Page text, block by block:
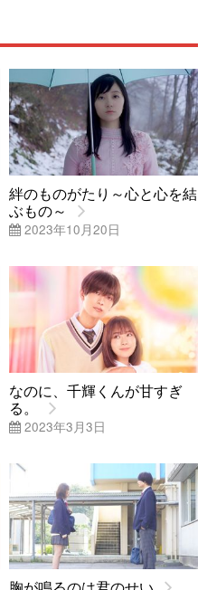
絆のものがたり～心と心を結
ぶもの～
2023年10月20日
なのに、千輝くんが甘すぎ
る。
2023年3月3日